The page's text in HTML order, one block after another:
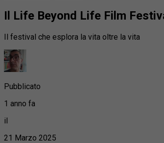
Il Life Beyond Life Film
Il festival che esplora la vita oltre la vita
Pubblicato
1 anno fa
il
21 Marzo 2025